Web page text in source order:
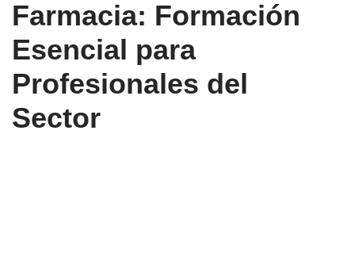
Farmacia: Formación
Esencial para
Profesionales del
Sector